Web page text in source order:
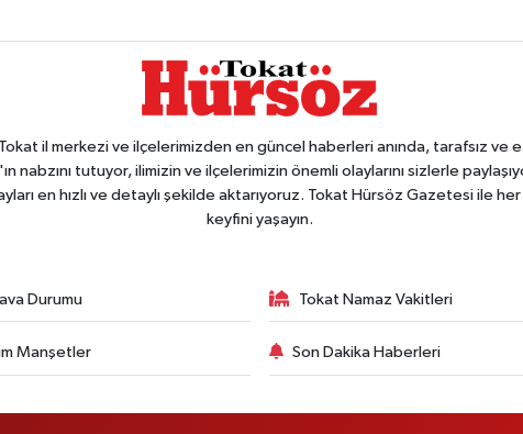
il merkezi ve ilçelerimizden en güncel haberleri anında, tarafsız ve
nabzını tutuyor, ilimizin ve ilçelerimizin önemli olaylarını sizlerle
en hızlı ve detaylı şekilde aktarıyoruz. Tokat Hürsöz Gazetesi ile
keyfini yaşayın.
Durumu Tokat Namaz Vakitleri
Manşetler Son Dakika Haberleri